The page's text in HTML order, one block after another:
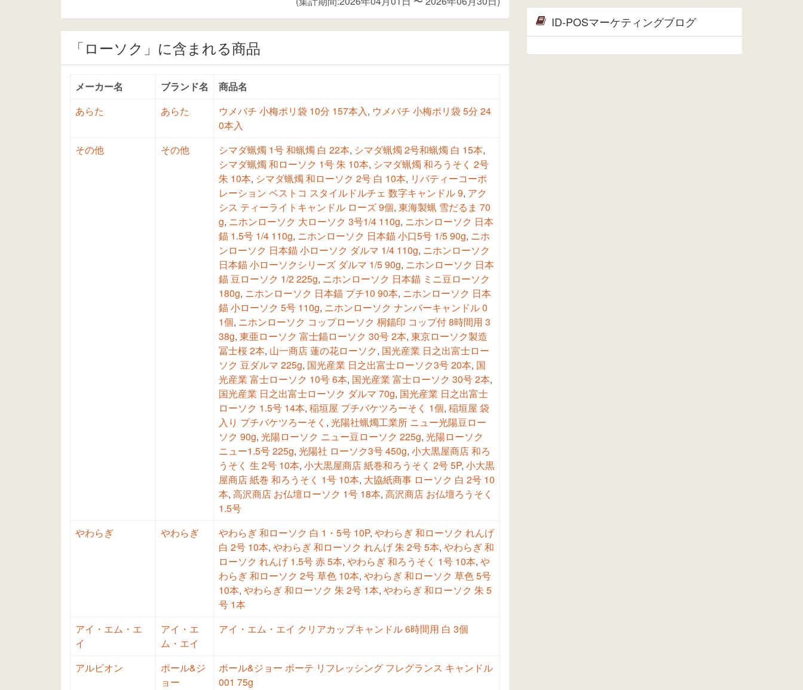
「ローソク」に含まれる商品
メーカー名 ブランド名
商品名
あらた
あらた ウメバチ 小梅ポリ袋 10分 157本入, ウメバチ 小梅ポリ袋 5分 24
0本入
その他
その他 シマダ蝋燭 1号 和蝋燭 白 22本, シマダ蝋燭 2号和蝋燭 白 15本,
シマダ蝋燭 和ローソク 1号 朱 10本, シマダ蝋燭 和ろうそく 2号
朱 10本, シマダ蝋燭 和ローソク 2号 白 10本, リバティーコーポ
レーション ベストコ スタイルドルチェ 数字キャンドル 9, アク
シス ティーライトキャンドル ローズ 9個, 東海製蝋 雪だるま 70
g, ニホンローソク 大ローソク 3号1/4 110g, ニホンローソク 日本
錨 1.5号 1/4 110g, ニホンローソク 日本錨 小口5号 1/5 90g, ニホ
ンローソク 日本錨 小ローソク ダルマ 1/4 110g, ニホンローソク
日本錨 小ローソクシリーズ ダルマ 1/5 90g, ニホンローソク 日本
錨 豆ローソク 1/2 225g, ニホンローソク 日本錨 ミニ豆ローソク
180g, ニホンローソク 日本錨 プチ10 90本, ニホンローソク 日本
錨 小ローソク 5号 110g, ニホンローソク ナンバーキャンドル 0
1個, ニホンローソク コップローソク 桐錨印 コップ付 8時間用 3
38g, 東亜ローソク 富士錨ローソク 30号 2本, 東京ローソク製造
冨士桜 2本, 山一商店 蓮の花ローソク, 国光産業 日之出富士ロー
ソク 豆ダルマ 225g, 国光産業 日之出富士ローソク3号 20本, 国
光産業 富士ローソク 10号 6本, 国光産業 富士ローソク 30号 2本,
国光産業 日之出富士ローソク ダルマ 70g, 国光産業 日之出富士
ローソク 1.5号 14本, 稲垣屋 プチバケツろーそく 1個, 稲垣屋 袋
入り プチバケツろーそく , 光陽社蝋燭工業所 ニュー光陽豆ロー
ソク 90g, 光陽ローソク ニュー豆ローソク 225g, 光陽ローソク
ニュー1.5号 225g, 光陽社 ローソク3号 450g, 小大黒屋商店 和ろ
うそく 生 2号 10本, 小大黒屋商店 紙巻和ろうそく 2号 5P, 小大黒
屋商店 紙巻 和ろうそく 1号 10本, 大協紙商事 ローソク 白 2号 10
本, 高沢商店 お仏壇ローソク 1号 18本, 高沢商店 お仏壇ろうそく
1.5号
やわらぎ
やわらぎ やわらぎ 和ローソク 白 1・5号 10P, やわらぎ 和ローソク れんげ
白 2号 10本, やわらぎ 和ローソク れんげ 朱 2号 5本, やわらぎ 和
ローソク れんげ 1.5号 赤 5本, やわらぎ 和ろうそく 1号 10本, や
わらぎ 和ローソク 2号 草色 10本, やわらぎ 和ローソク 草色 5号
10本, やわらぎ 和ローソク 朱 2号 1本, やわらぎ 和ローソク 朱 5
号 1本
アイ・エム・エ
イ
アイ・エ
ム・エイ
アイ・エム・エイ クリアカップキャンドル 6時間用 白 3個
アルビオン
ポール&ジ
ョー
ポール&ジョー ボーテ リフレッシング フレグランス キャンドル
001 75g
ID-POSマーケティングブログ